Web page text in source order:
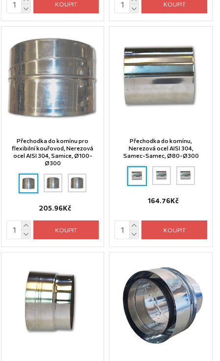
KOUPIT KOUPIT
Přechodka do komínu pro
flexibilní kouřovod, Nerezová
ocel AISI 304, Samice, Ø100-
Ø300
205.96Kč
KOUPIT
Přechodka do komínu,
Nerezová ocel AISI 304,
Samec-Samec, Ø80-Ø300
164.76Kč
KOUPIT